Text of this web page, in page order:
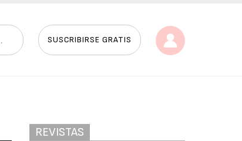
SUSCRIBIRSE GRATIS
REVISTAS